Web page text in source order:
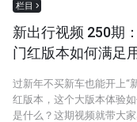
栏目
新出行视频 250期
门红版本如何满足
过新年不买新车也能开上“
红版本，这个大版本体验
是什么？这期视频就带大家